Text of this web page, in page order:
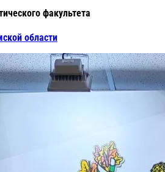
факультета
области